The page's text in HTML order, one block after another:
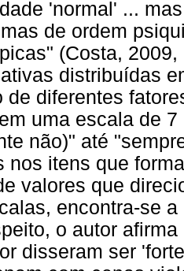
'normal' ...
de ordem
(Costa,
distribuídas
de diferentes
uma escala de
não)" até
nos itens que
valores que
encontra-se
o autor
disseram ser